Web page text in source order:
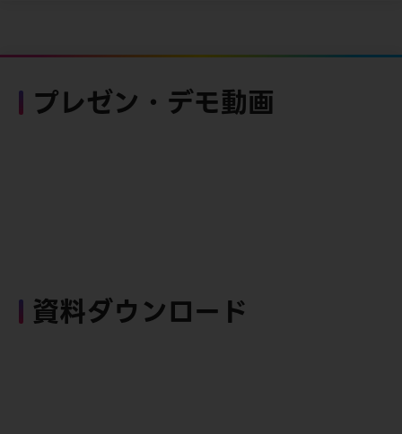
プレゼン・デモ動画
資料ダウンロード